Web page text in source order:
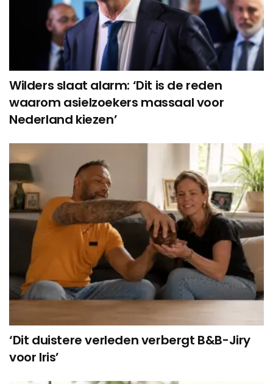
Wilders slaat alarm: ‘Dit is de reden
waarom asielzoekers massaal voor
Nederland kiezen’
‘Dit duistere verleden verbergt B&B-Jiry
voor Iris’